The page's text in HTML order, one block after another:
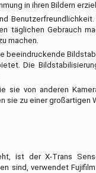
in ihren Bildern
Gebrauch
machen.
Die
sie von anderen
zu einer großartigen
ist der X-Trans
sind, verwendet